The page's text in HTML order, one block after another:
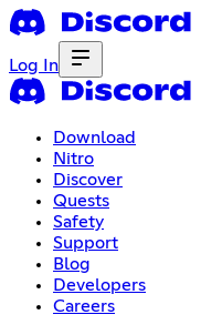
Log In
Download
Nitro
Discover
Quests
Safety
Support
Blog
Developers
Careers